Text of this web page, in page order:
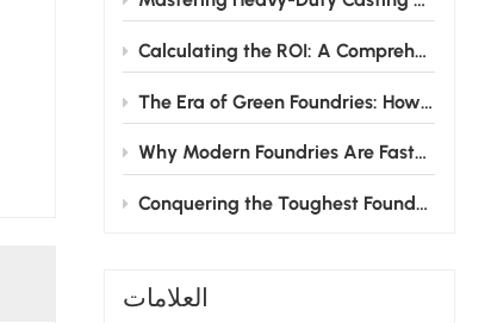
Calculating the ROI: A Comprehensive Guide to Investing in Grinding Robots for Foundries
The Era of Green Foundries: How Grinding Robots Cut Energy & Consumable Costs
Why Modern Foundries Are Fast-Tracking the Shift from Manual to Robotic Grinding
Conquering the Toughest Foundry Challenge: Why Automated Grinding is the Future
العلامات